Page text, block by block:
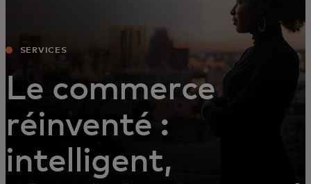
SERVICES
Le commerce
réinventé :
intelligent,